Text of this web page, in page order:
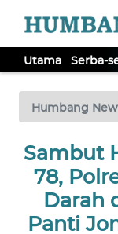
Utama Serba-
Humbang
Sambut
78,
Darah
Panti
TV
Tutup
UTAMA
SERBA-
SERBI